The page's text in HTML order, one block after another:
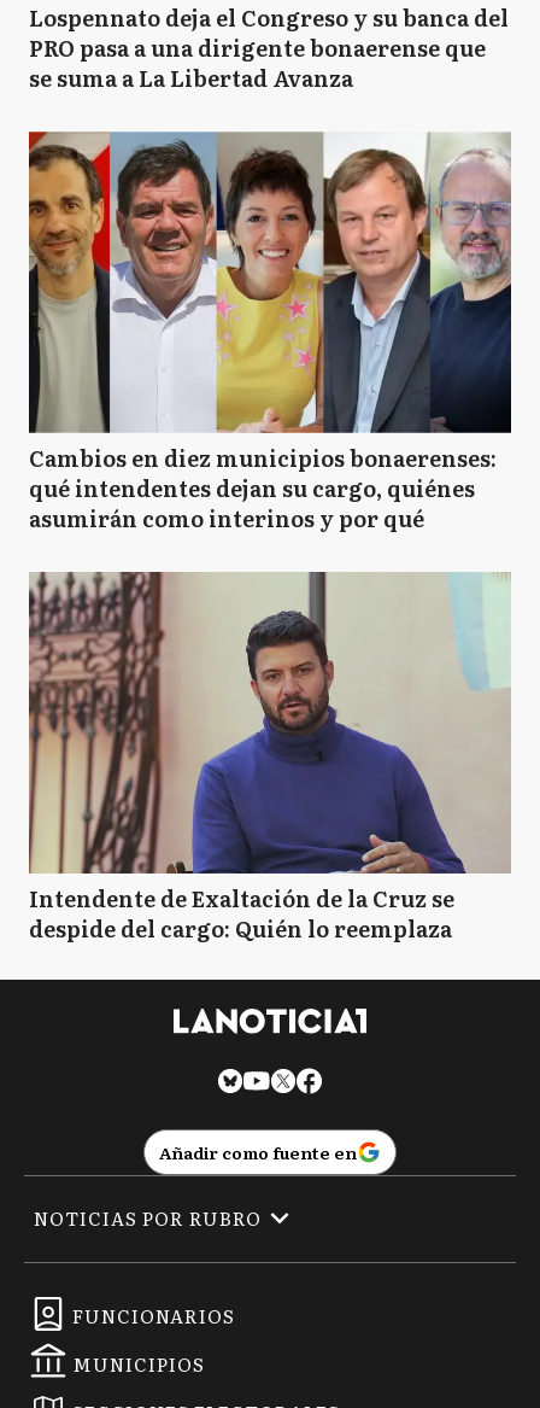
Lospennato deja el Congreso y su banca del
PRO pasa a una dirigente bonaerense que
se suma a La Libertad Avanza
Cambios en diez municipios bonaerenses:
qué intendentes dejan su cargo, quiénes
asumirán como interinos y por qué
Intendente de Exaltación de la Cruz se
despide del cargo: Quién lo reemplaza
Añadir como fuente en
FUNCIONARIOS
MUNICIPIOS
NOTICIAS POR RUBRO